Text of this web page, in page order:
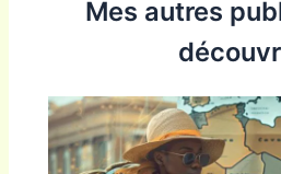
Mes autres